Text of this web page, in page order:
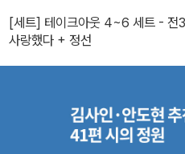
[세트] 테이크아웃 4~6 세트 - 전
사랑했다 + 정선